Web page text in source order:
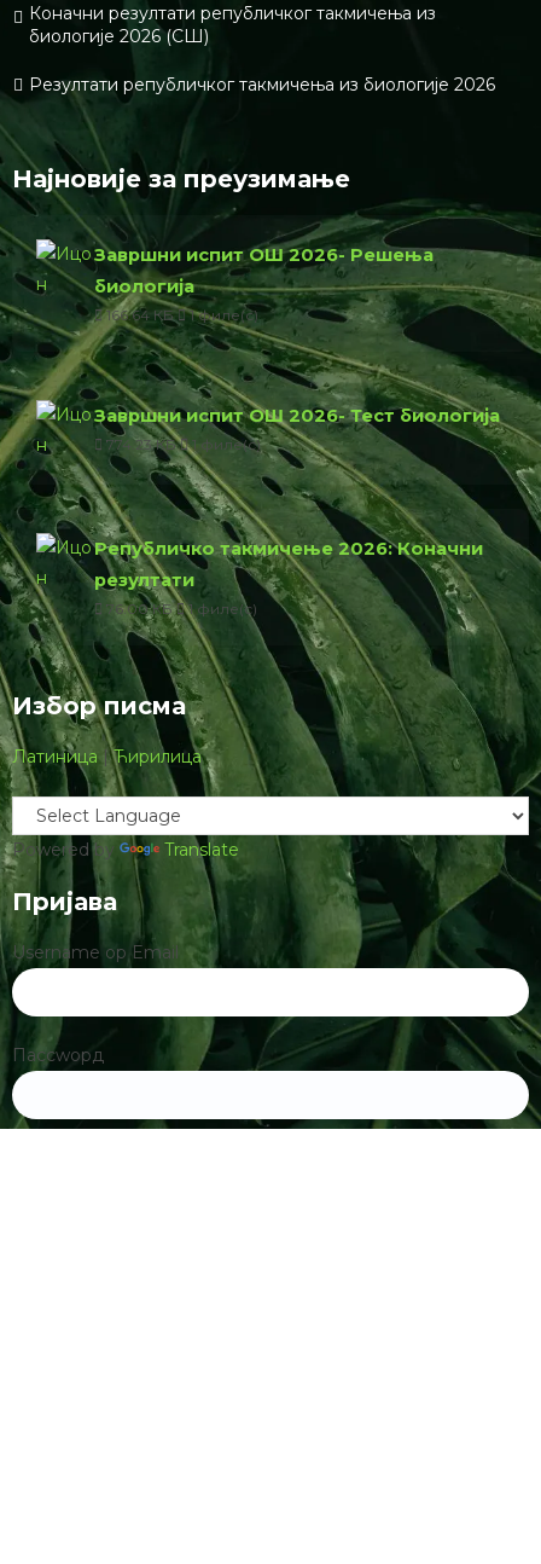
Коначни резултати републичког такмичења из
биологије 2026 (СШ)
Резултати републичког такмичења из биологије 2026
Најновије за преузимање
Завршни испит ОШ 2026- Решења
биологија
166.64 КБ 1 филе(с)
Завршни испит ОШ 2026- Тест биологија
774.23 КБ 1 филе(с)
Републичко такмичење 2026: Коначни
резултати
76.00 КБ 1 филе(с)
Избор писма
Латиница |Ћирилица
Powered by Translate
Пријава
Username ор Email
Пассwорд